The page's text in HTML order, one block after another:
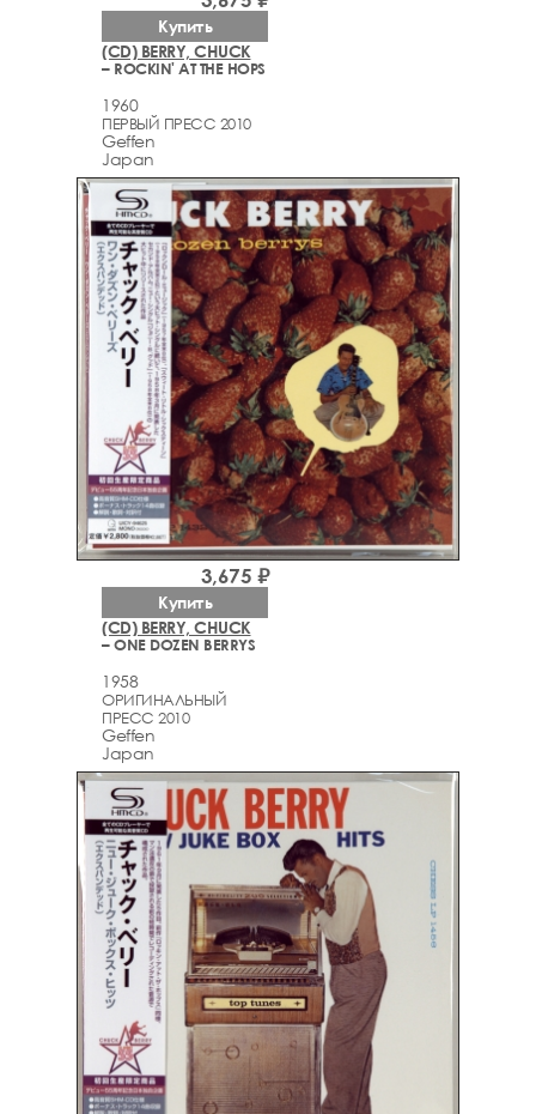
(CD) BERRY, CHUCK
– ROCKIN' AT THE HOPS
1960
ПЕРВЫЙ ПРЕСС 2010
Geffen
Japan
Купить
(CD) BERRY, CHUCK
– ONE DOZEN BERRYS
1958
ОРИГИНАЛЬНЫЙ
ПРЕСС 2010
Geffen
Japan
3,675 ₽
Купить